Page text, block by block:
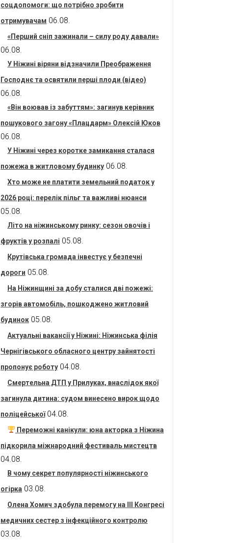
соцдопомоги: що потрібно зробити
отримувачам 06.08.
«Перший сніп зажинали – силу роду давали»
06.08.
У Ніжині віряни відзначили Преображення
Господнє та освятили перші плоди (відео)
06.08.
«Він воював із забуттям»: загинув керівник
пошукового загону «Плацдарм» Олексій Юков
06.08.
У Ніжині через коротке замикання сталася
пожежа в житловому будинку 06.08.
Хто може не платити земельний податок у
2026 році: перелік пільг та важливі нюанси
05.08.
Літо на ніжинському ринку: сезон овочів і
фруктів у розпалі 05.08.
Крутівська громада інвестує у безпечні
дороги 05.08.
На Ніжинщині за добу сталися дві пожежі:
згорів автомобіль, пошкоджено житловий
будинок 05.08.
Актуальні вакансії у Ніжині: Ніжинська філія
Чернігівського обласного центру зайнятості
пропонує роботу 04.08.
Смертельна ДТП у Прилуках, внаслідок якої
загинула дитина: судом винесено вирок щодо
поліцейської 04.08.
Переможні канікули: юна акторка з Ніжина
підкорила міжнародний фестиваль мистецтв
04.08.
В чому секрет популярності ніжинського
огірка 03.08.
Олена Хомич здобула перемогу на ІІІ Конгресі
медичних сестер з інфекційного контролю
03.08.